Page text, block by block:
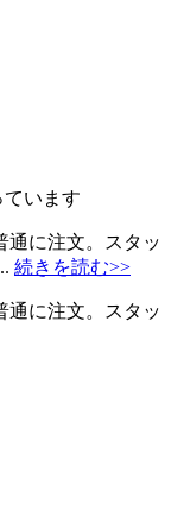
います
通に注文。スタッ
続きを読む>>
通に注文。スタッ